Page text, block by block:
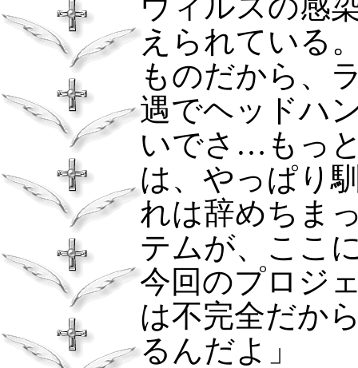
えられている
ものだから、
遇でヘッドハ
いでさ…もっ
は、やっぱり
れは辞めちま
テムが、ここ
今回のプロジ
は不完全だか
るんだよ」